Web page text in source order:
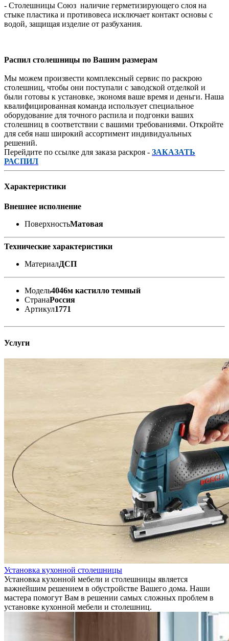
- Столешницы Союз наличие герметизирующего слоя на
стыке пластика и противовеса исключает контакт основы с
водой, защищая изделие от разбухания.
Распил столешницы по Вашим размерам
Мы можем произвести комплексный сервис по раскрою
столешниц, чтобы они поступали с заводской отделкой и
были готовы к установке, экономя ваше время и деньги. Наша
квалифицированная команда использует специальное
оборудование для точного распила и подгонки ваших
столешниц в соответствии с вашими требованиями. Откройте
для себя наш широкий ассортимент индивидуальных
решений.
Перейдите по ссылке для заказа раскроя - ЗАКАЗАТЬ
РАСПИЛ
Характеристики
Внешнее исполнение
ПоверхностьМатовая
Технические характеристики
МатериалДСП
Модель4046м кастилло темный
СтранаРоссия
Артикул1771
Услуги
Установка кухонной столешницы
Установка кухонной мебели и столешницы является
важнейшим решением в обустройстве Вашего дома. Наши
мастера помогут Вам в решении самых сложных проблем в
установке кухонной мебели и столешниц.